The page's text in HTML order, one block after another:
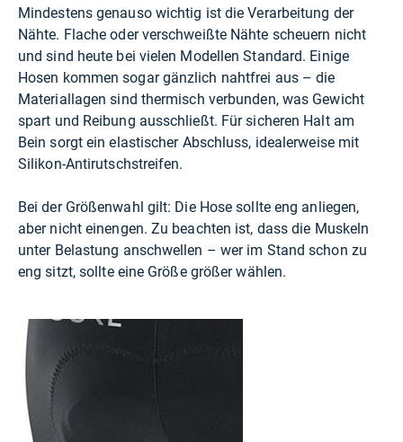
Mindestens genauso wichtig ist die Verarbeitung der
Nähte. Flache oder verschweißte Nähte scheuern nicht
und sind heute bei vielen Modellen Standard. Einige
Hosen kommen sogar gänzlich nahtfrei aus – die
Materiallagen sind thermisch verbunden, was Gewicht
spart und Reibung ausschließt. Für sicheren Halt am
Bein sorgt ein elastischer Abschluss, idealerweise mit
Silikon-Antirutschstreifen.
Bei der Größenwahl gilt: Die Hose sollte eng anliegen,
aber nicht einengen. Zu beachten ist, dass die Muskeln
unter Belastung anschwellen – wer im Stand schon zu
eng sitzt, sollte eine Größe größer wählen.